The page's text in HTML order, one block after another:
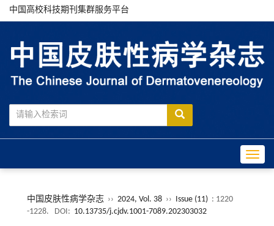
中国高校科技期刊集群服务平台
中国皮肤性病学杂志 ›› 2024, Vol. 38 ›› Issue (11) : 1220
-1228.
DOI: 10.13735/j.cjdv.1001-7089.202303032